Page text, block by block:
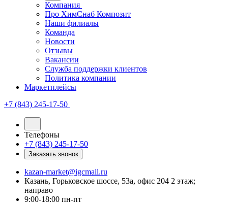
Компания
Про ХимСнаб Композит
Наши филиалы
Команда
Новости
Отзывы
Вакансии
Служба поддержки клиентов
Политика компании
Маркетплейсы
+7 (843) 245-17-50
Телефоны
+7 (843) 245-17-50
Заказать звонок
kazan-market@igcmail.ru
Казань, ​Горьковское шоссе, 53а, офис 204 2 этаж;
направо
9:00-18:00 пн-пт